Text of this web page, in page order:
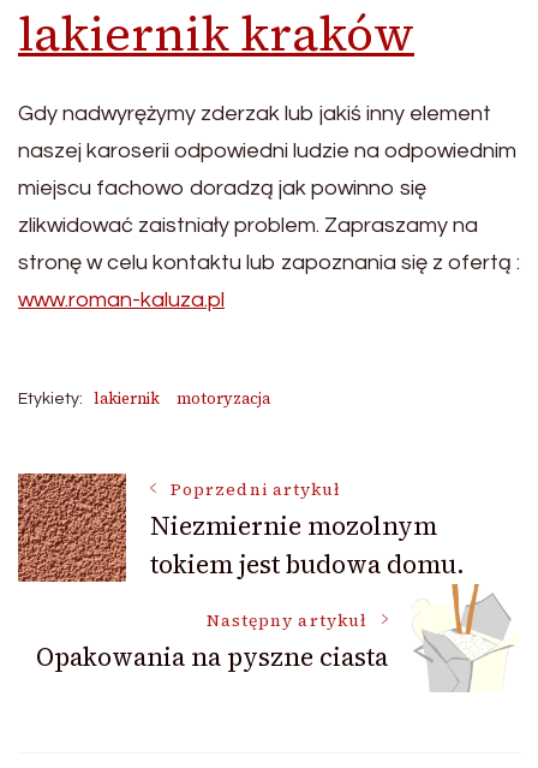
lakiernik kraków
Gdy nadwyrężymy zderzak lub jakiś inny element
naszej karoserii odpowiedni ludzie na odpowiednim
miejscu fachowo doradzą jak powinno się
zlikwidować zaistniały problem. Zapraszamy na
stronę w celu kontaktu lub zapoznania się z ofertą :
www.roman-kaluza.pl
Etykiety: lakiernik motoryzacja
Nawigacja
wpisu
Poprzedni artykuł
Niezmiernie mozolnym
tokiem jest budowa domu.
Następny artykuł
Opakowania na pyszne ciasta